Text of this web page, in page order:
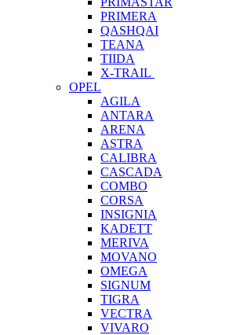
PRIMERA
QASHQAI
TEANA
TIIDA
X-TRAIL
OPEL
AGILA
ANTARA
ARENA
ASTRA
CALIBRA
CASCADA
COMBO
CORSA
INSIGNIA
KADETT
MERIVA
MOVANO
OMEGA
SIGNUM
TIGRA
VECTRA
VIVARO